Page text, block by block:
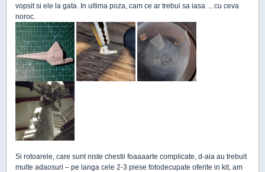
vopsit si ele la gata. In ultima poza, cam ce ar trebui sa iasa ... cu ceva
noroc.
Si rotoarele, care sunt niste chestii foaaaarte complicate, d-aia au trebuit
multe adaosuri – pe langa cele 2-3 piese fotodecupate oferite in kit, am